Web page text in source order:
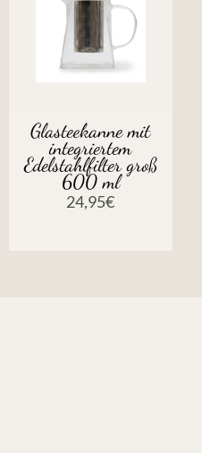
Glasteekanne mit
integriertem
Edelstahlfilter groß
600 ml
24,95€